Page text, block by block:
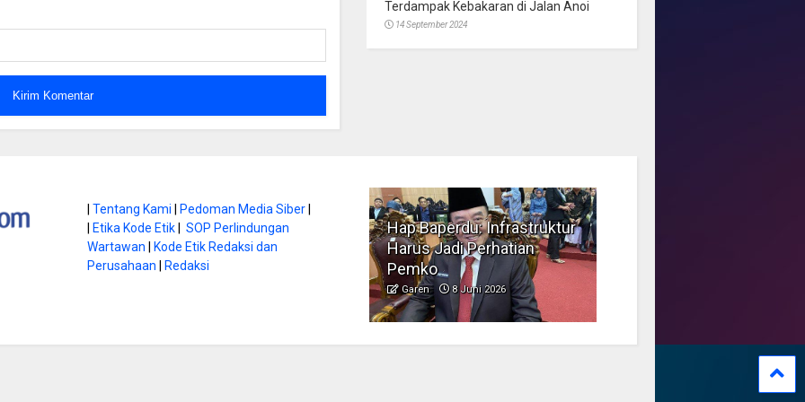
Terdampak Kebakaran di Jalan Anoi
14 September 2024
|Tentang Kami Pedoman Media Siber
Etika Kode Etik |SOP Perlindungan
Wartawan
Kode Etik Redaksi dan
Perusahaan
Redaksi
di Gunung
Ini
Literasi Jadi Bekal Utama
Siswa di Era Digital
Hap Baperdu: Infrastruktur
Harus Jadi Perhatian
Pemko
Garen 8 Juni 2026